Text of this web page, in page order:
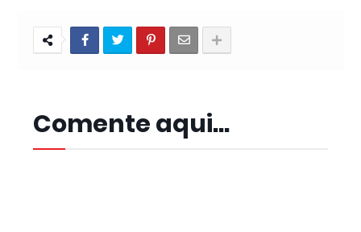
Comente aqui...